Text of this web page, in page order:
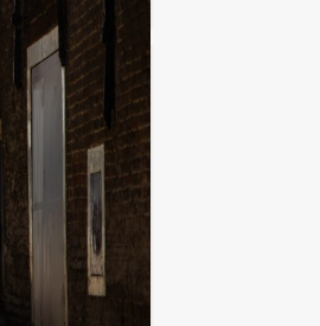
p.p. excl. BTW
Favoriet